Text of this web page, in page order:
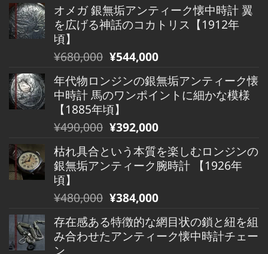
オメガ 銀無垢アンティーク懐中時計 翼
を広げる神話のコカトリス【1912年
頃】
元
価
格
は
¥680,000
で
し
た。
¥680,000 現
の
価
格
は
¥680,000
で
す。
¥544,000
年代物ロンジンの銀無垢アンティーク懐
中時計 馬のワンポイントに細かな模様
【1885年頃】
元
価
格
は
¥490,000
で
し
た。
¥490,000 現
の
価
は
¥490,000
で
す。
¥392,000
枯れ具合という本質を楽しむロンジンの
銀無垢アンティーク腕時計 【1926年
頃】
元
価
格
¥480,000 現
の
価
¥384,000
存在感ある特徴的な網目状の鎖と紐を組
み合わせたアンティーク懐中時計チェー
ン